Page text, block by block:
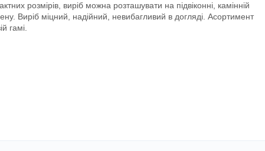
розмірів, виріб можна розташувати на підвіконні, камінній
Виріб міцний, надійний, невибагливий в догляді. Асортимент
гамі.